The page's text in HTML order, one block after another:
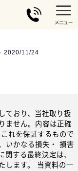
2020/11/24
ており、当社取り扱
ません。内容は正確
れを保証するもので
いかなる損失・ 損害
関する最終決定は、
します。 当資料の一